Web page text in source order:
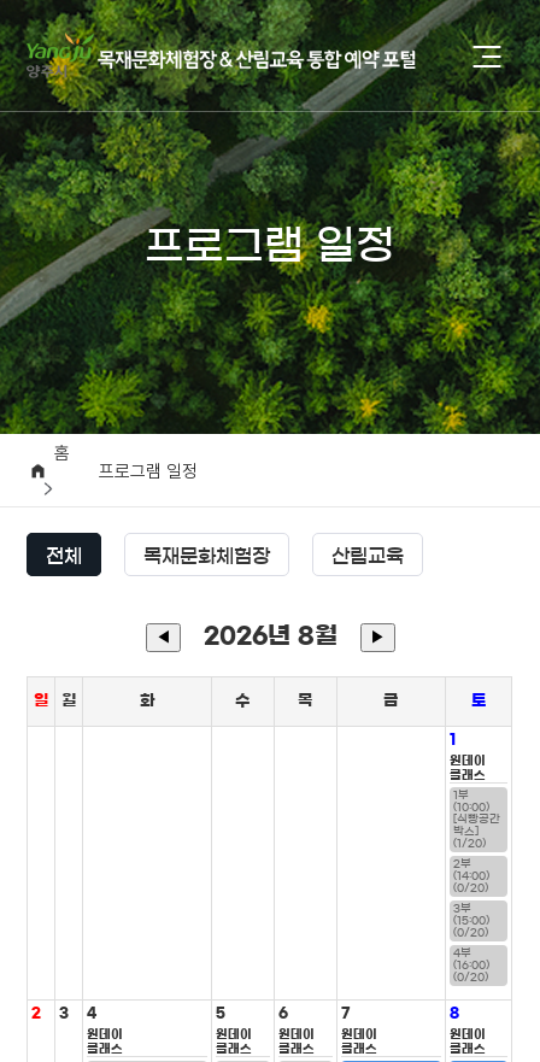
프로그램 일정
홈
프로그램 일정
전체 목재문화체험장 산림교육
◀ 2026년 8월 ▶
일 월 화 수 목 금 토
1
원데이
클래스
1부
(10:00)
[식빵공간
박스]
(1/20)
2부
(14:00)
(0/20)
3부
(15:00)
(0/20)
4부
(16:00)
(0/20)
2 3 4
원데이
클래스
5
원데이
클래스
6
원데이
클래스
7
원데이
클래스
8
원데이
클래스